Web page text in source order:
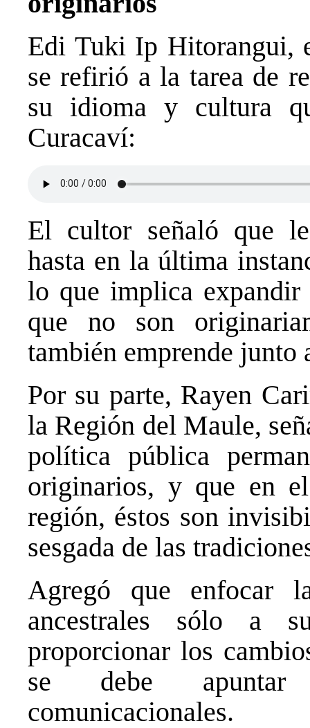
Edi Tuki Ip Hitorangui,
se refirió a la tarea de
su idioma y cultura
Curacaví:
El cultor señaló que le
hasta en la última
lo que implica expandir
que no son
también emprende junto
Por su parte, Rayen
la Región del Maule,
política pública
originarios, y que en
región, éstos son
sesgada de las
Agregó que enfocar
ancestrales sólo a
proporcionar los
se debe apuntar
comunicacionales.